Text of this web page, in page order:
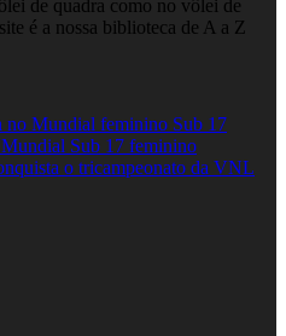
de quadra como no vôlei de
é a nossa biblioteca de A a Z
no Mundial feminino Sub 17
Sub 17 feminino
o tricampeonato da VNL